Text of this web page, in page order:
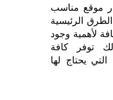
موقع مناسب
الرئيسية
لأهمية وجود
توفر كافة
التي يحتاج لها